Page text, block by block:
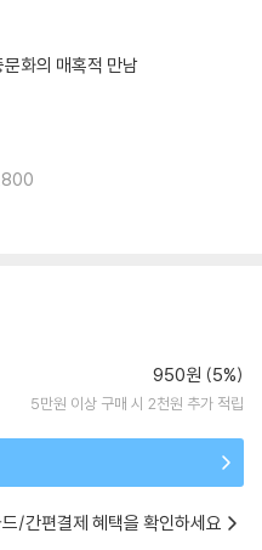
화의 매혹적 만남
950원 (5%)
5만원 이상 구매 시 2천원 추가 적립
/간편결제 혜택을 확인하세요